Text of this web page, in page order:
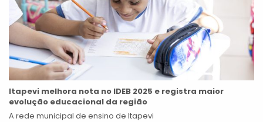
Itapevi melhora nota no IDEB 2025 e registra maior
evolução educacional da região
A rede municipal de ensino de Itapevi